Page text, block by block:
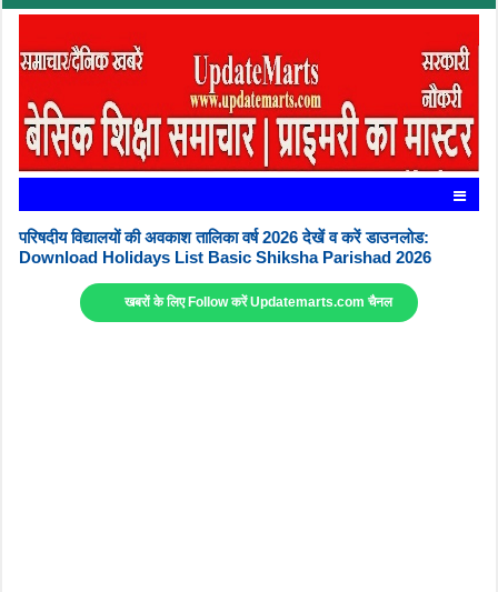
परिषदीय विद्यालयों की अवकाश तालिका वर्ष 2026 देखें व करें डाउनलोड:
Download Holidays List Basic Shiksha Parishad 2026
खबरों के लिए Follow करें Updatemarts.com चैनल